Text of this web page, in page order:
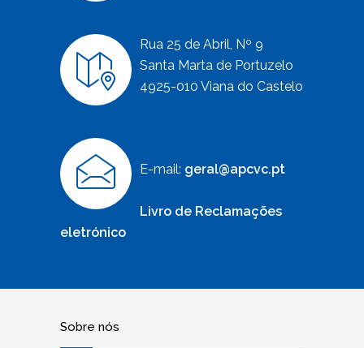
Rua 25 de Abril, Nº 9
Santa Marta de Portuzelo
4925-010 Viana do Castelo
E-mail: geral@apcvc.pt
Livro de Reclamações
eletrónico
Sobre nós